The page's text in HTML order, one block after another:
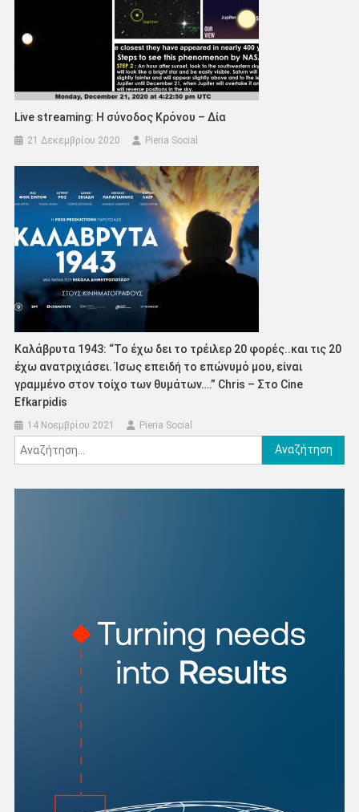
Live streaming: Η σύνοδος Κρόνου – Δία
21 Δεκεμβρίου 2020 Pieria Social
Καλάβρυτα 1943: “Το έχω δει το τρέιλερ 20 φορές..και τις 20
έχω ανατριχιάσει. Ίσως επειδή το επώνυμό μου, είναι
γραμμένο στον τοίχο των θυμάτων….” Chris – Στο Cine
Efkarpidis
14 Νοεμβρίου 2021 Pieria Social
Αναζήτηση
για: